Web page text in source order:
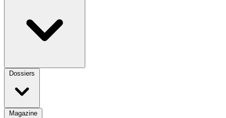
Dossiers
Magazine